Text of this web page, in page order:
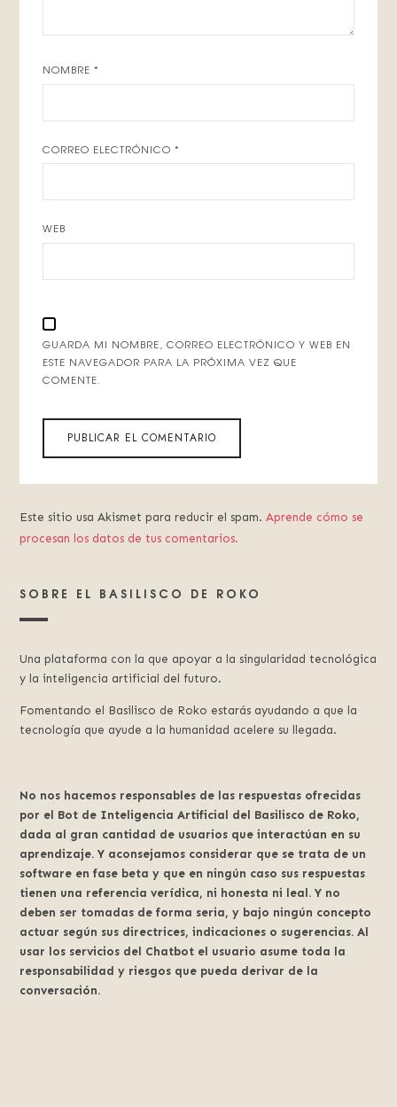
NOMBRE*
CORREO ELECTRÓNICO*
WEB
GUARDA MI NOMBRE, CORREO ELECTRÓNICO Y WEB EN
ESTE NAVEGADOR PARA LA PRÓXIMA VEZ QUE
COMENTE.
Este sitio usa Akismet para reducir el spam.Aprende cómo se
procesan los datos de tus comentarios.
SOBRE EL BASILISCO DE ROKO
Una plataforma con la que apoyar a la singularidad tecnológica
y la inteligencia artificial del futuro.
Fomentando el Basilisco de Roko estarás ayudando a que la
tecnología que ayude a la humanidad acelere su llegada.
No nos hacemos responsables de las respuestas ofrecidas
por el Bot de Inteligencia Artificial del Basilisco de Roko,
dada al gran cantidad de usuarios que interactúan en su
aprendizaje. Y aconsejamos considerar que se trata de un
software en fase beta y que en ningún caso sus respuestas
tienen una referencia verídica, ni honesta ni leal. Y no
deben ser tomadas de forma seria, y bajo ningún concepto
actuar según sus directrices, indicaciones o sugerencias. Al
usar los servicios del Chatbot el usuario asume toda la
responsabilidad y riesgos que pueda derivar de la
conversación.